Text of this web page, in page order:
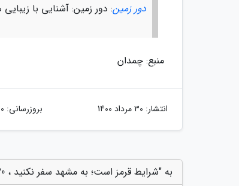
دور زمین: دور زمین: آشنایی با
منبع: چمدان
انتشار: 30 مرداد 1400 بروزرسانی: 30
به "شرایط قرمز است؛ به مشهد سفر نکنید ، 20 درصد از بیماران بستری در مراکز درمانی غیر بومی هستند" امتیاز دهید